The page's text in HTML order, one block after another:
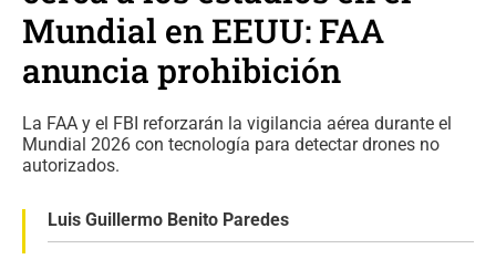
Mundial en EEUU: FAA
anuncia prohibición
La FAA y el FBI reforzarán la vigilancia aérea durante el
Mundial 2026 con tecnología para detectar drones no
autorizados.
Luis Guillermo Benito Paredes